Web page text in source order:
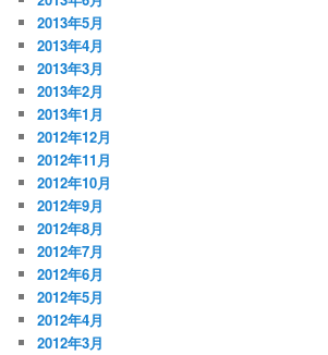
2013年5月
2013年4月
2013年3月
2013年2月
2013年1月
2012年12月
2012年11月
2012年10月
2012年9月
2012年8月
2012年7月
2012年6月
2012年5月
2012年4月
2012年3月